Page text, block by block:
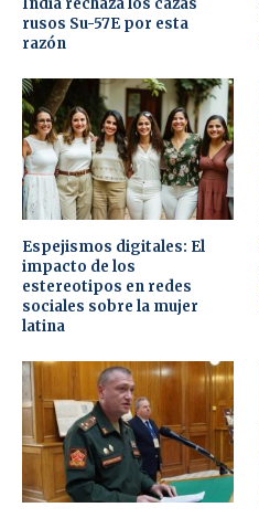
India rechaza los cazas
rusos Su-57E por esta
razón
Espejismos digitales: El
impacto de los
estereotipos en redes
sociales sobre la mujer
latina